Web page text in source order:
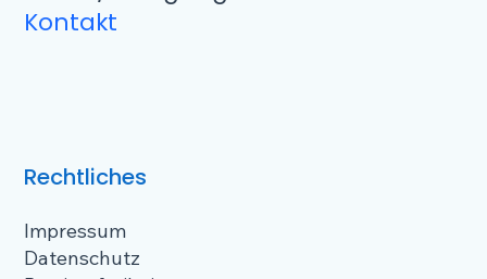
Kontakt
Rechtliches
Impressum
Datenschutz